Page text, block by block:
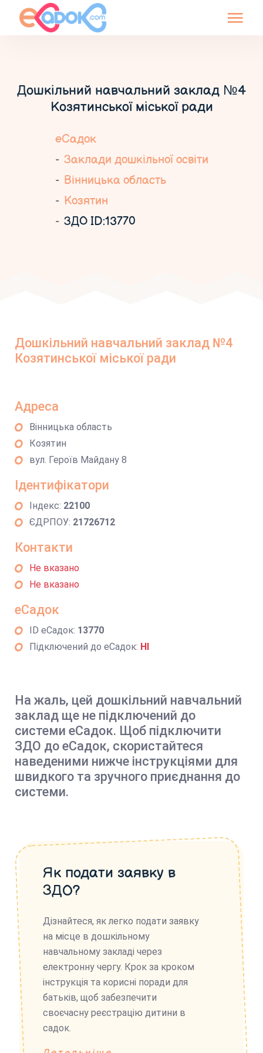
Дошкільний навчальний заклад №4
Козятинської міської ради
еСадок
Заклади дошкільної освіти
Вінницька область
Козятин
ЗДО ID:13770
Дошкільний навчальний заклад №4
Козятинської міської ради
Адреса
Вінницька область
Козятин
вул. Героїв Майдану 8
Ідентифікатори
Індекс: 22100
ЄДРПОУ: 21726712
Контакти
Не вказано
Не вказано
еСадок
ID еСадок: 13770
Підключений до еСадок: НІ
На жаль, цей дошкільний навчальний
заклад ще не підключений до
системи еСадок. Щоб підключити
ЗДО до еСадок, скористайтеся
наведеними нижче інструкціями для
швидкого та зручного приєднання до
системи.
Як подати заявку в
ЗДО?
Дізнайтеся, як легко подати заявку
на місце в дошкільному
навчальному закладі через
електронну чергу. Крок за кроком
інструкція та корисні поради для
батьків, щоб забезпечити
своєчасну реєстрацію дитини в
садок.